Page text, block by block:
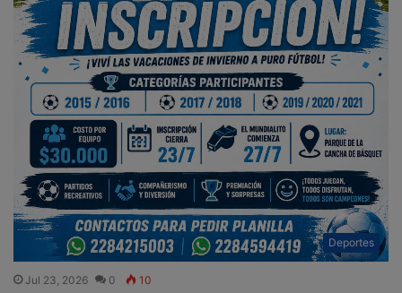
Deportes
Jul 23, 2026 0 10